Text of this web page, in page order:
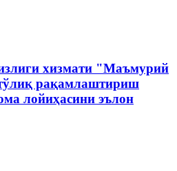
хизмати "Маъмурий
рақамлаштириш
лойиҳасини эълон